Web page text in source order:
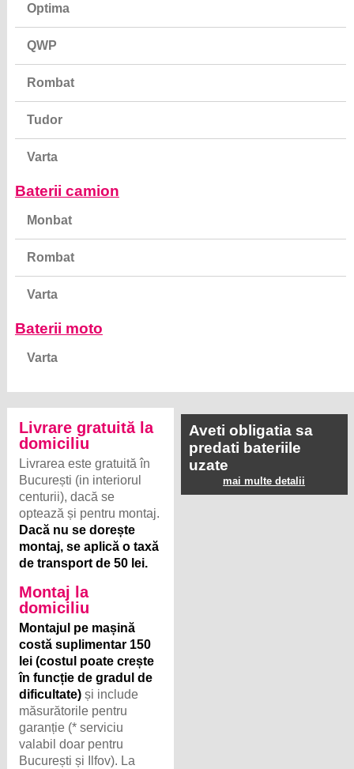
Optima
QWP
Rombat
Tudor
Varta
Baterii camion
Monbat
Rombat
Varta
Baterii moto
Varta
Livrare gratuită la
domiciliu
Livrarea este gratuită în
București (in interiorul
centurii), dacă se
optează și pentru montaj.
Dacă nu se dorește
montaj, se aplică o taxă
de transport de 50 lei.
Montaj la
domiciliu
Montajul pe mașină
costă suplimentar 150
lei (costul poate crește
în funcție de gradul de
dificultate) și include
măsurătorile pentru
garanție (* serviciu
valabil doar pentru
București și Ilfov). La
Aveti obligatia sa
predati bateriile
uzate
mai multe detalii